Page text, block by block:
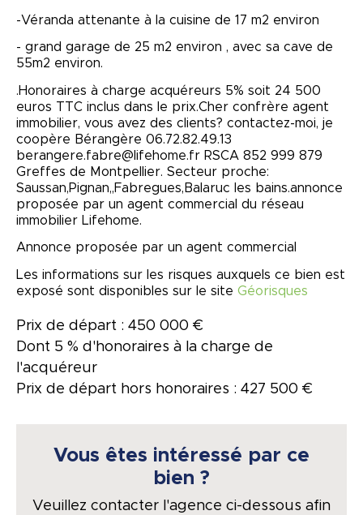
-Véranda attenante à la cuisine de 17 m2 environ
- grand garage de 25 m2 environ , avec sa cave de
55m2 environ.
.Honoraires à charge acquéreurs 5% soit 24 500
euros TTC inclus dans le prix.Cher confrère agent
immobilier, vous avez des clients? contactez-moi, je
coopère Bérangère 06.72.82.49.13
berangere.fabre@lifehome.fr RSCA 852 999 879
Greffes de Montpellier. Secteur proche:
Saussan,Pignan,,Fabregues,Balaruc les bains.annonce
proposée par un agent commercial du réseau
immobilier Lifehome.
Annonce proposée par un agent commercial
Les informations sur les risques auxquels ce bien est
exposé sont disponibles sur le site Géorisques
Prix de départ : 450 000 €
Dont 5 % d'honoraires à la charge de
l'acquéreur
Prix de départ hors honoraires : 427 500 €
Vous êtes intéressé par ce
bien ?
Veuillez contacter l'agence ci-dessous afin